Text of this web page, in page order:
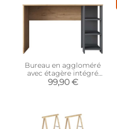
Bureau en aggloméré
avec étagère intégré
Steve
99,90 €